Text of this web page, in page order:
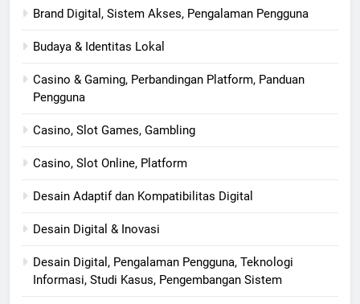
Brand Digital, Sistem Akses, Pengalaman Pengguna
Budaya & Identitas Lokal
Casino & Gaming, Perbandingan Platform, Panduan
Pengguna
Casino, Slot Games, Gambling
Casino, Slot Online, Platform
Desain Adaptif dan Kompatibilitas Digital
Desain Digital & Inovasi
Desain Digital, Pengalaman Pengguna, Teknologi
Informasi, Studi Kasus, Pengembangan Sistem